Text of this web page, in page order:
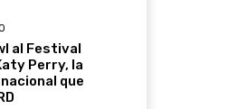
al Festival
Perry, la
que